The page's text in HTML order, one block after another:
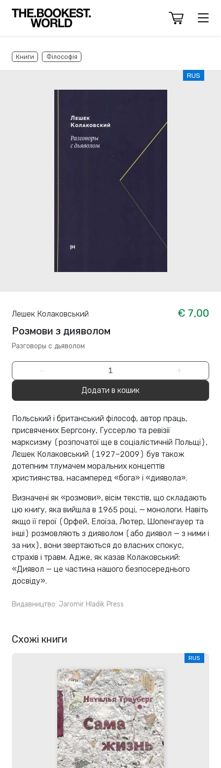
Книги Філософія
RUS
Лешек Колаковський
€ 7,00
Розмови з дияволом
Разговоры с дьяволом
− +
Додати в кошик
Польський і британський філософ, автор праць,
присвячених Бергсону, Гуссерлю та ревізії
марксизму (розпочатої ще в соціалістичній Польщі),
Лєшек Колаковський (1927–2009) був також
дотепним тлумачем моральних концептів
християнства, насамперед «бога» і «диявола».
Визначені як «розмови», вісім текстів, що складають
цю книгу, яка вийшла в 1965 році, — монологи. Навіть
якщо її герої (Орфей, Елоїза, Лютер, Шопенгауер та
інші) розмовляють з дияволом (або диявол — з ними і
за них), вони звертаються до власних спокус,
страхів і травм. Адже, як казав Колаковський:
«Диявол — це частина нашого безпосереднього
досвіду».
Видавництво: Jaromir Hladik Press
Схожі книги
RUS